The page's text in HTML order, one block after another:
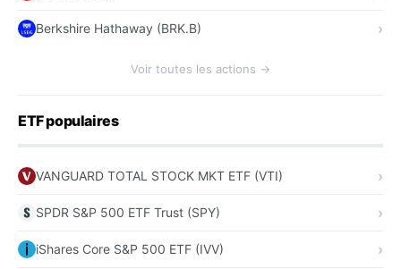
Berkshire Hathaway (BRK.B)
Voir toutes les actions →
ETF populaires
VANGUARD TOTAL STOCK MKT ETF (VTI)
SPDR S&P 500 ETF Trust (SPY)
iShares Core S&P 500 ETF (IVV)